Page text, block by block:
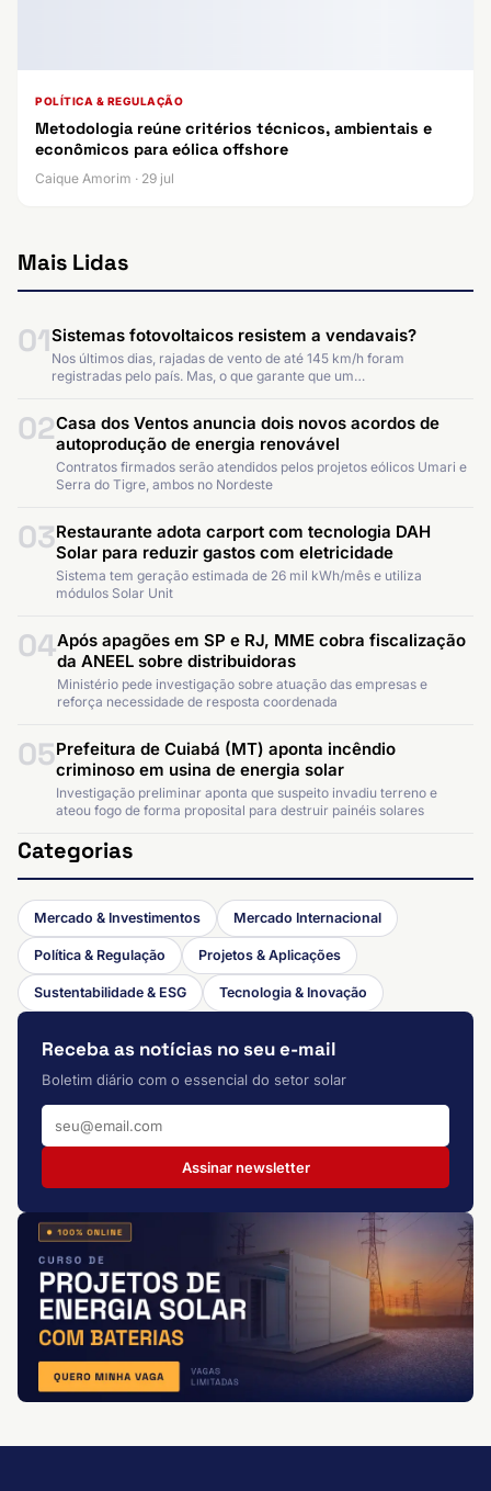
POLÍTICA & REGULAÇÃO
Metodologia reúne critérios técnicos, ambientais e
econômicos para eólica offshore
Caique Amorim · 29 jul
Mais Lidas
01Sistemas fotovoltaicos resistem a vendavais?
Nos últimos dias, rajadas de vento de até 145 km/h foram
registradas pelo país. Mas, o que garante que um…
02Casa dos Ventos anuncia dois novos acordos de
autoprodução de energia renovável
Contratos firmados serão atendidos pelos projetos eólicos Umari e
Serra do Tigre, ambos no Nordeste
03Restaurante adota carport com tecnologia DAH
Solar para reduzir gastos com eletricidade
Sistema tem geração estimada de 26 mil kWh/mês e utiliza
módulos Solar Unit
04Após apagões em SP e RJ, MME cobra fiscalização
da ANEEL sobre distribuidoras
Ministério pede investigação sobre atuação das empresas e
reforça necessidade de resposta coordenada
05Prefeitura de Cuiabá (MT) aponta incêndio
criminoso em usina de energia solar
Investigação preliminar aponta que suspeito invadiu terreno e
ateou fogo de forma proposital para destruir painéis solares
Categorias
Mercado & Investimentos Mercado Internacional
Política & Regulação Projetos & Aplicações
Sustentabilidade & ESG Tecnologia & Inovação
Receba as notícias no seu e-mail
Boletim diário com o essencial do setor solar
Assinar newsletter